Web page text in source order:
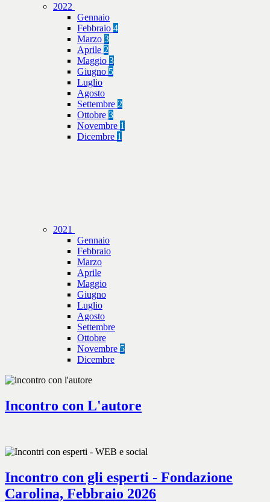
2022
Gennaio
Febbraio 4
Marzo 3
Aprile 2
Maggio 3
Giugno 5
Luglio
Agosto
Settembre 2
Ottobre 3
Novembre 1
Dicembre 1
2021
Gennaio
Febbraio
Marzo
Aprile
Maggio
Giugno
Luglio
Agosto
Settembre
Ottobre
Novembre 5
Dicembre
Incontro con L'autore
Incontro con gli esperti - Fondazione
Carolina, Febbraio 2026